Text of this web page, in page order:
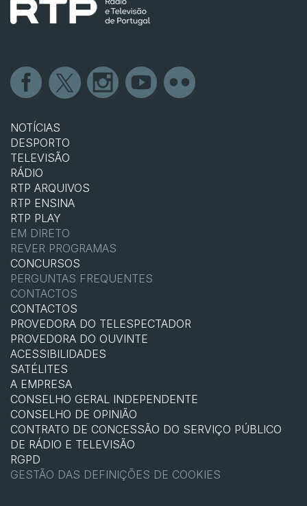
NOTÍCIAS
DESPORTO
TELEVISÃO
RÁDIO
RTP ARQUIVOS
RTP ENSINA
RTP PLAY
EM DIRETO
REVER PROGRAMAS
CONCURSOS
PERGUNTAS FREQUENTES
CONTACTOS
CONTACTOS
PROVEDORA DO TELESPECTADOR
PROVEDORA DO OUVINTE
ACESSIBILIDADES
SATÉLITES
A EMPRESA
CONSELHO GERAL INDEPENDENTE
CONSELHO DE OPINIÃO
CONTRATO DE CONCESSÃO DO SERVIÇO PÚBLICO
DE RÁDIO E TELEVISÃO
RGPD
GESTÃO DAS DEFINIÇÕES DE COOKIES